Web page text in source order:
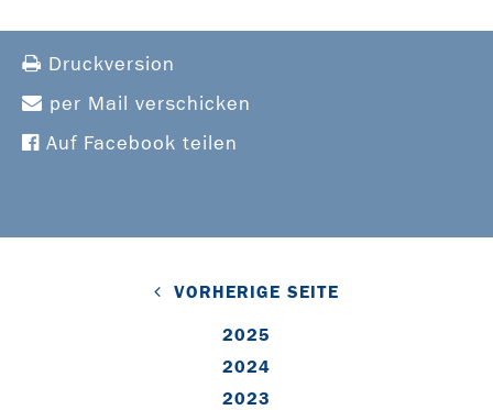
Druckversion
per Mail verschicken
Auf Facebook teilen
VORHERIGE SEITE
2025
2024
2023